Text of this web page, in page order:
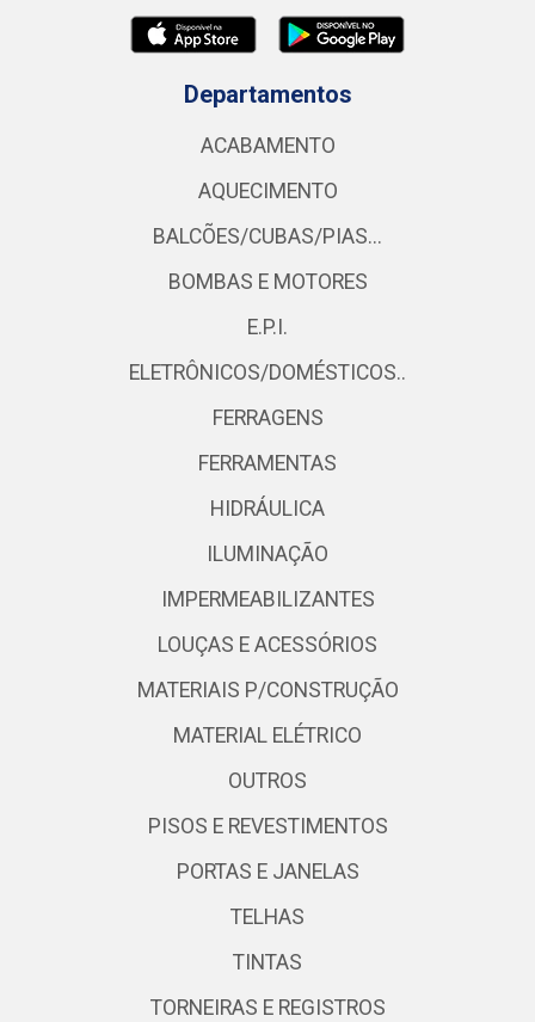
Departamentos
ACABAMENTO
AQUECIMENTO
BALCÕES/CUBAS/PIAS...
BOMBAS E MOTORES
E.P.I.
ELETRÔNICOS/DOMÉSTICOS..
FERRAGENS
FERRAMENTAS
HIDRÁULICA
ILUMINAÇÃO
IMPERMEABILIZANTES
LOUÇAS E ACESSÓRIOS
MATERIAIS P/CONSTRUÇÃO
MATERIAL ELÉTRICO
OUTROS
PISOS E REVESTIMENTOS
PORTAS E JANELAS
TELHAS
TINTAS
TORNEIRAS E REGISTROS